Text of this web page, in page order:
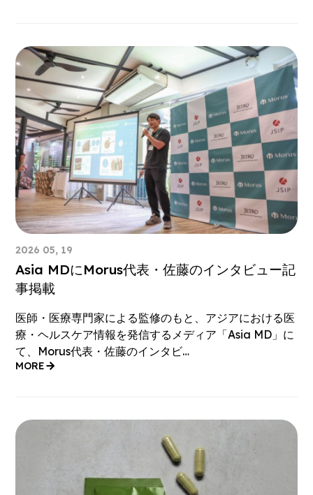
2026 05, 19
Asia MDにMorus代表・佐藤のインタビュー記
事掲載
医師・医療専門家による監修のもと、アジアにおける医
療・ヘルスケア情報を発信するメディア「Asia MD」に
て、Morus代表・佐藤のインタビ…
MORE